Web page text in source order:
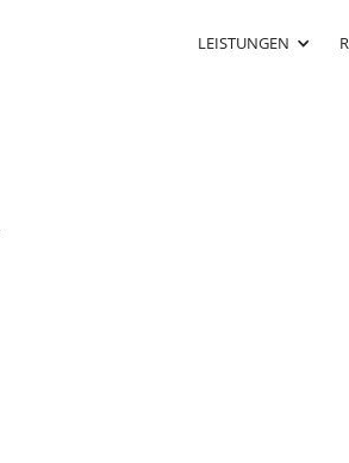
LEISTUNGEN